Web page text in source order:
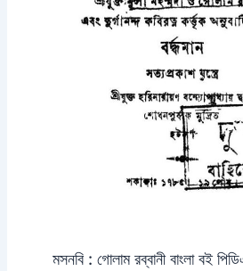
মসনবি : গোলাম রব্বানী বাংলা বই